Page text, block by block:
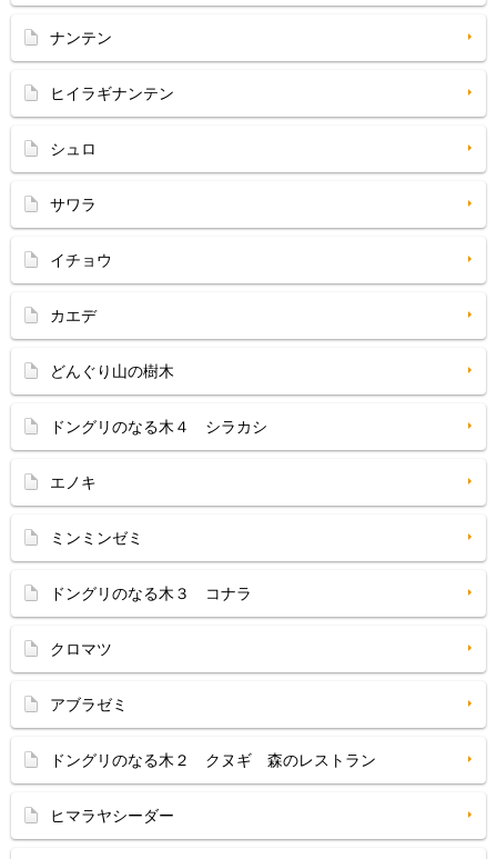
ナンテン
ヒイラギナンテン
シュロ
サワラ
イチョウ
カエデ
どんぐり山の樹木
ドングリのなる木４ シラカシ
エノキ
ミンミンゼミ
ドングリのなる木３ コナラ
クロマツ
アブラゼミ
ドングリのなる木２ クヌギ 森のレストラン
ヒマラヤシーダー